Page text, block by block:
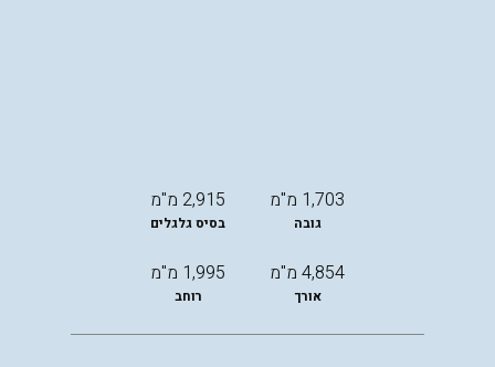
1,703 מ"מ
גובה
2,915 מ"מ
בסיס גלגלים
4,854 מ"מ
אורך
1,995 מ"מ
רוחב